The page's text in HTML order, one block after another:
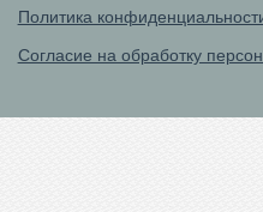
Политика
Согласие на обработку